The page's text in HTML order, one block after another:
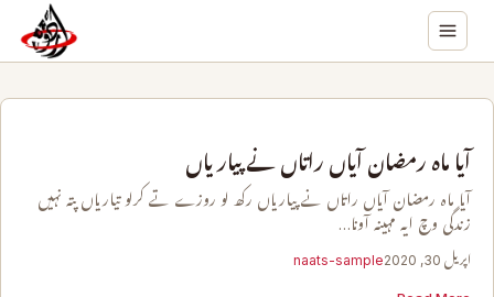
آیا ماہ رمضان آیاں راتاں نے پیاریاں
آیا ماہ رمضان آیاں راتاں نے پیاریاں رکھ لو روزے تے کرلو تیاریاں پتہ نہیں
زندگی وچ ایہ مہینہ آونا…
اپریل 30, 2020 naats-sample